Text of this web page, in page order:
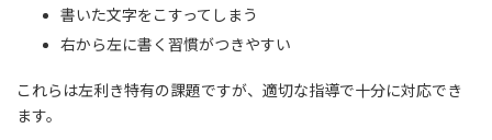
書いた文字をこすってしまう
右から左に書く習慣がつきやすい
これらは左利き特有の課題ですが、適切な指導で十分に対応でき
ます。